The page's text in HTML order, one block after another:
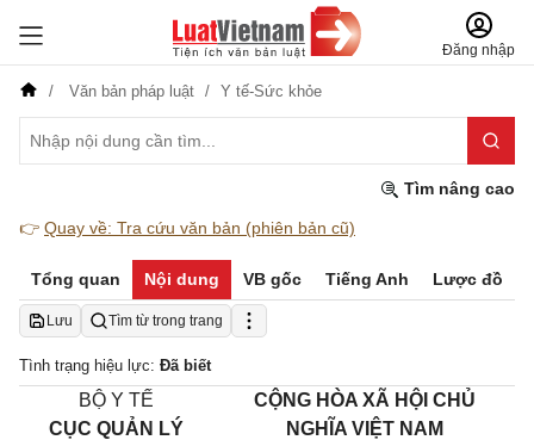
Đăng nhập
Văn bản pháp luật Y tế-Sức khỏe
Tìm nâng cao
👉 Quay về: Tra cứu văn bản (phiên bản cũ)
Tổng quan Nội dung VB gốc Tiếng Anh Lược đồ
Lưu Tìm từ trong trang
Tình trạng hiệu lực: Đã biết
BỘ Y TẾ
CỤC QUẢN LÝ
CỘNG HÒA XÃ HỘI CHỦ
NGHĨA VIỆT NAM